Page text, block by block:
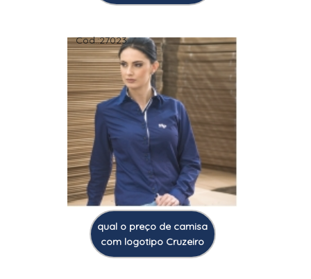
Cod.:27023
qual o preço de camisa
com logotipo Cruzeiro